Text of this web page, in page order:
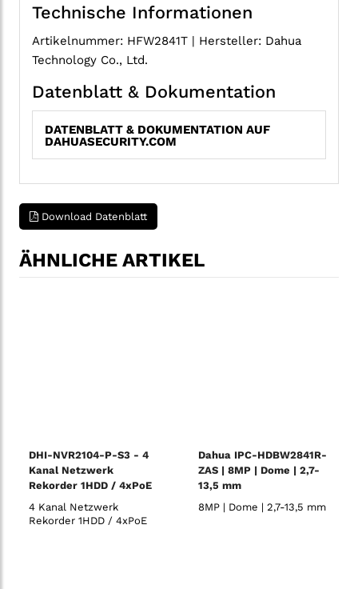
Technische Informationen
Artikelnummer: HFW2841T | Hersteller: Dahua
Technology Co., Ltd.
Datenblatt & Dokumentation
DATENBLATT & DOKUMENTATION AUF
DAHUASECURITY.COM
Download Datenblatt
ÄHNLICHE ARTIKEL
DHI-NVR2104-P-S3 - 4
Kanal Netzwerk
Rekorder 1HDD / 4xPoE
4 Kanal Netzwerk
Rekorder 1HDD / 4xPoE
Dahua IPC-HDBW2841R-
ZAS | 8MP | Dome | 2,7-
13,5 mm
8MP | Dome | 2,7-13,5 mm